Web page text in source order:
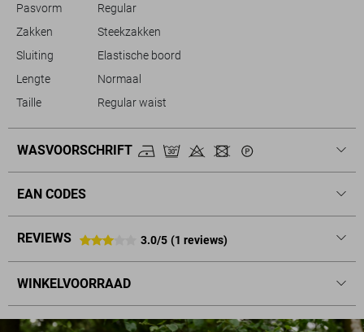
Pasvorm
Regular
Zakken
Steekzakken
Sluiting
Elastische boord
Lengte
Normaal
Taille
Regular waist
WASVOORSCHRIFT
EAN CODES
REVIEWS 3.0/5 (1 reviews)
WINKELVOORRAAD